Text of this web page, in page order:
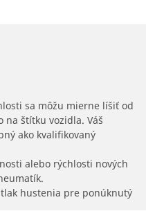
sa môžu mierne líšiť od
štítku vozidla. Váš
ako kvalifikovaný
alebo rýchlosti nových
hustenia pre ponúknutý